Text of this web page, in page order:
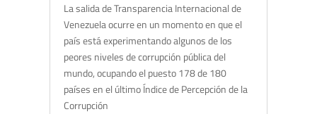
La salida de Transparencia Internacional de
Venezuela ocurre en un momento en que el
país está experimentando algunos de los
peores niveles de corrupción pública del
mundo, ocupando el puesto 178 de 180
países en el último Índice de Percepción de la
Corrupción